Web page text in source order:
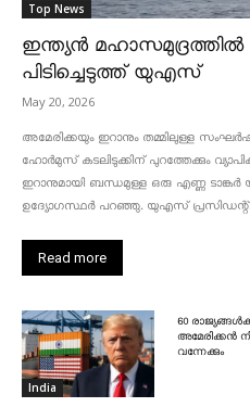
Top News
ഇന്ത്യൻ
പിടിച്ചെടുത്ത് യുഎസ്
May 20, 2026
അമേരിക്കയും ഇറാനും തമ്മിലുള്ള
ഹോർമുസ് കടലിടുക്കിന് പുറത്തേക്കും
ഇറാനുമായി ബന്ധമുള്ള ഒരു എണ്ണ
ഉദ്യോഗസ്ഥർ പറഞ്ഞു. യുഎസ്
Read more
India
60
അമേരിക്കൻ
വന്നേക്കും